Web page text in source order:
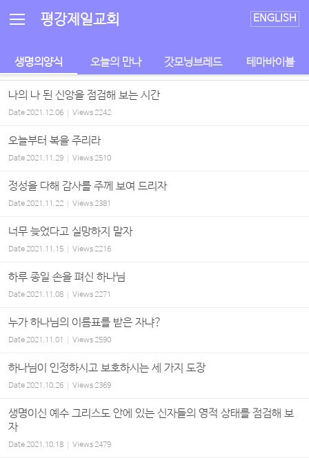
평강제일교회 ENGLISH
생명의양식 오늘의 만나 갓모닝브레드 테마바이블
나의 나 된 신앙을 점검해 보는 시간
Date2021.12.06 Views2242
오늘부터 복을 주리라
Date2021.11.29 Views2510
정성을 다해 감사를 주께 보여 드리자
Date2021.11.22 Views2381
너무 늦었다고 실망하지 말자
Date2021.11.15 Views2216
하루 종일 손을 펴신 하나님
Date2021.11.08 Views2271
누가 하나님의 이름표를 받은 자냐?
Date2021.11.01 Views2590
하나님이 인정하시고 보호하시는 세 가지 도장
Date2021.10.26 Views2369
생명이신 예수 그리스도 안에 있는 신자들의 영적 상태를 점검해 보
자
Date2021.10.18 Views2479